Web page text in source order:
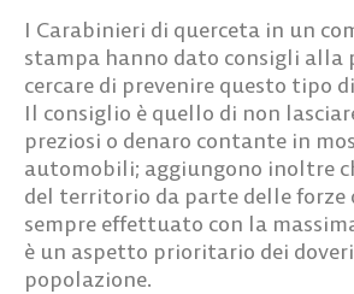
I Carabinieri di querceta in un
stampa hanno dato consigli alla
cercare di prevenire questo tipo
Il consiglio è quello di non
preziosi o denaro contante in
automobili; aggiungono inoltre
del territorio da parte delle forze
sempre effettuato con la
è un aspetto prioritario dei
popolazione.